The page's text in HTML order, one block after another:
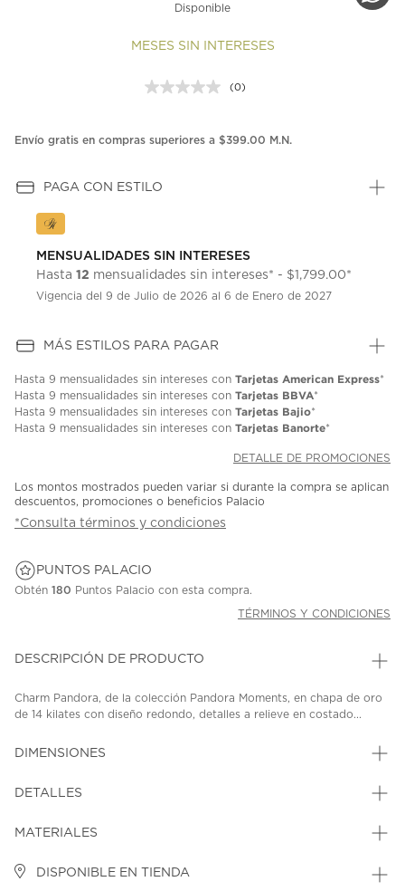
Disponible
MESES SIN INTERESES
Sin
en
(0)
Envío gratis en compras superiores a $399.00 M.N.
PAGA CON ESTILO
MENSUALIDADES SIN INTERESES
Hasta 12 mensualidades sin intereses* - $1,799.00*
Vigencia del 9 de Julio de 2026 al 6 de Enero de 2027
MÁS ESTILOS PARA PAGAR
Hasta 9 mensualidades sin intereses con Tarjetas American Express*
Hasta 9 mensualidades sin intereses con Tarjetas BBVA*
Hasta 9 mensualidades sin intereses con Tarjetas Bajio*
Hasta 9 mensualidades sin intereses con Tarjetas Banorte*
DETALLE DE PROMOCIONES
Los montos mostrados pueden variar si durante la compra se aplican
descuentos, promociones o beneficios Palacio
*Consulta términos y condiciones
PUNTOS PALACIO
Obtén 180 Puntos Palacio con esta compra.
TÉRMINOS Y CONDICIONES
DESCRIPCIÓN DE PRODUCTO
Charm Pandora, de la colección Pandora Moments, en chapa de oro
de 14 kilates con diseño redondo, detalles a relieve en costado...
DIMENSIONES
DETALLES
MATERIALES
DISPONIBLE EN TIENDA